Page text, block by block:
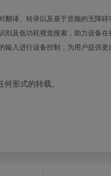
翻译、转录以及基于音频的无障碍
别及低功耗视觉搜索，助力设备在
输入进行设备控制，为用户提供更
形式的转载。